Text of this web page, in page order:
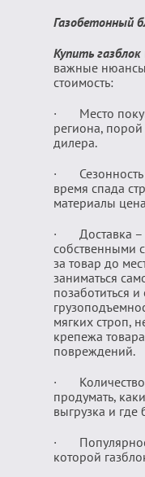
Газобетонный
Купить газблок
важные
стоимость:
· Место
региона,
дилера.
· Сезонность
время спада
материалы
· Доставка –
собственными
за товар до
заниматься
позаботиться и
мягких строп,
крепежа
повреждений.
· Количество
продумать,
выгрузка и где
·
которой